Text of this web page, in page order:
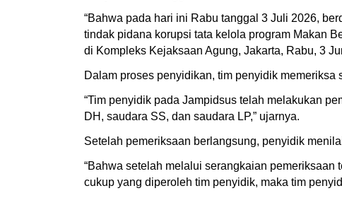
“Bahwa pada hari ini Rabu tanggal 3 Juli 2026,
tindak pidana korupsi tata kelola program Makan
di Kompleks Kejaksaan Agung, Jakarta, Rabu, 3
Dalam proses penyidikan, tim penyidik
“Tim penyidik pada Jampidsus telah melakukan
DH, saudara SS, dan saudara LP,” ujarnya.
Setelah pemeriksaan berlangsung, penyidik
“Bahwa setelah melalui serangkaian
cukup yang diperoleh tim penyidik, maka tim